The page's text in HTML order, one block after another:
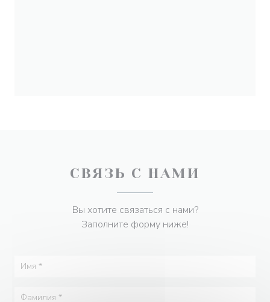
СВЯЗЬ С НАМИ
Вы хотите связаться с нами?
Заполните форму ниже!